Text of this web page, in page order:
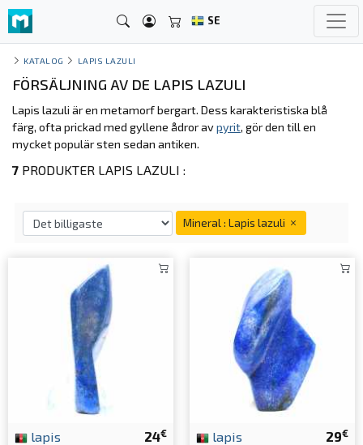
SE
KATALOG LAPIS LAZULI
FÖRSÄLJNING AV DE LAPIS LAZULI
Lapis lazuli är en metamorf bergart. Dess karakteristiska blå
färg, ofta prickad med gyllene ådror avpyrit, gör den till en
mycket populär sten sedan antiken.
7 PRODUKTER LAPIS LAZULI :
Mineral : Lapis lazuli
24€
lapis 29€
lapis